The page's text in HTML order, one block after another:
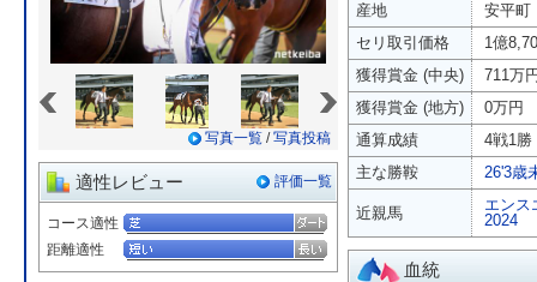
写真一覧 /写真投稿
適性レビュー 評価一覧
コース適性
距離適性
産地
安平町
セリ取引価格
1億
獲得賞金 (中央)
711万
獲得賞金 (地方)
0万円
通算成績
4戦1勝
主な勝鞍
26'3歳
近親馬
エンス
2024
血統